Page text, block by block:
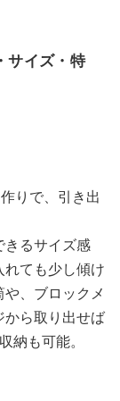
サイズ・特
りで、引き出
きるサイズ感
ても少し傾け
、ブロックメ
から取り出せば
納も可能。